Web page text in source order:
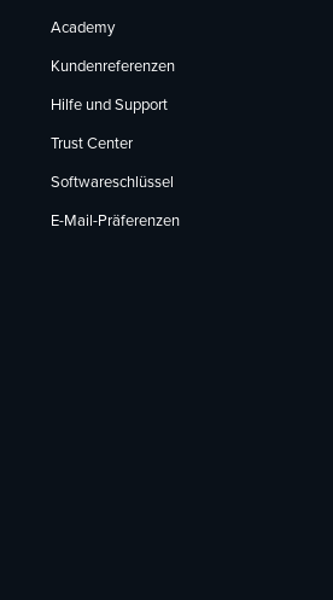
Academy
Kundenreferenzen
Hilfe und Support
Trust Center
Softwareschlüssel
E-Mail-Präferenzen